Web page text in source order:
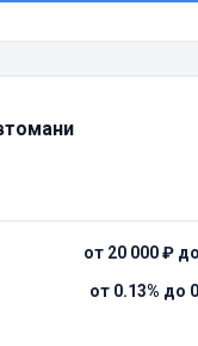
от 20 000 ₽
от 0.13% до